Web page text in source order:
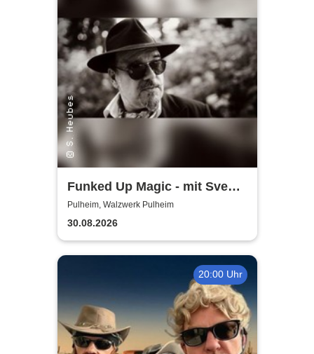
Funked Up Magic - mit Sven
Heubes & Band
Pulheim, Walzwerk Pulheim
30.08.2026
20:00 Uhr